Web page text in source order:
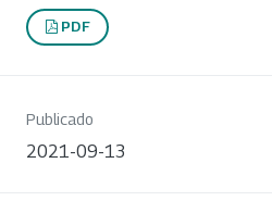
PDF
Publicado
2021-09-13